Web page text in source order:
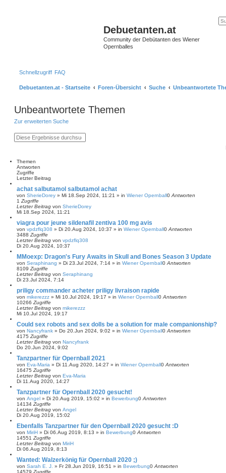
Debuetanten.at
Community der Debütanten des Wiener
Opernballes
Schnellzugriff FAQ
Debuetanten.at - Startseite Foren-Übersicht Suche Unbeantwortete
Unbeantwortete Themen
Zur erweiterten Suche
S
u
E
r
S
Themen
Antworten
Zugriffe
Letzter Beitrag
achat salbutamol salbutamol achat
von SherieDorey » Mi 18.Sep 2024, 11:21 » in Wiener Opernball0 Antworten
1 Zugriffe
Letzter Beitrag von SherieDorey
Mi 18.Sep 2024, 11:21
viagra pour jeune sildenafil zentiva 100 mg avis
von vpdzflq308 » Di 20.Aug 2024, 10:37 » in Wiener Opernball0 Antworten
3488 Zugriffe
Letzter Beitrag von vpdzflq308
Di 20.Aug 2024, 10:37
MMoexp: Dragon's Fury Awaits in Skull and Bones Season 3 Update
von Seraphinang » Di 23.Jul 2024, 7:14 » in Wiener Opernball0 Antworten
8109 Zugriffe
Letzter Beitrag von Seraphinang
Di 23.Jul 2024, 7:14
priligy commander acheter priligy livraison rapide
von mikerezzz » Mi 10.Jul 2024, 19:17 » in Wiener Opernball0 Antworten
10266 Zugriffe
Letzter Beitrag von mikerezzz
Mi 10.Jul 2024, 19:17
Could sex robots and sex dolls be a solution for male companionship?
von Nancyfrank » Do 20.Jun 2024, 9:02 » in Wiener Opernball0 Antworten
4175 Zugriffe
Letzter Beitrag von Nancyfrank
Do 20.Jun 2024, 9:02
Tanzpartner für Opernball 2021
von Eva-Maria » Di 11.Aug 2020, 14:27 » in Wiener Opernball0 Antworten
16475 Zugriffe
Letzter Beitrag von Eva-Maria
Di 11.Aug 2020, 14:27
Tanzpartner für Opernball 2020 gesucht!
von Angel » Di 20.Aug 2019, 15:02 » in Bewerbung0 Antworten
14134 Zugriffe
Letzter Beitrag von Angel
Di 20.Aug 2019, 15:02
Ebenfalls Tanzpartner für den Opernball 2020 gesucht :D
von MiriH » Di 06.Aug 2019, 8:13 » in Bewerbung0 Antworten
14551 Zugriffe
Letzter Beitrag von MiriH
Di 06.Aug 2019, 8:13
Wanted: Walzerkönig für Opernball 2020 ;)
von Sarah E. J. » Fr 28.Jun 2019, 16:51 » in Bewerbung0 Antworten
14579 Zugriffe